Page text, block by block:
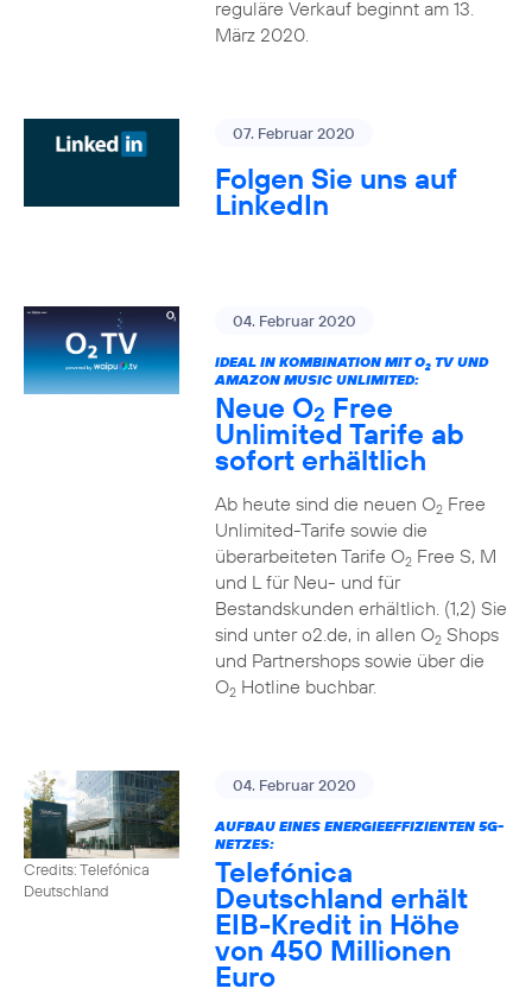
reguläre Verkauf beginnt am 13.
März 2020.
07. Februar 2020
Folgen Sie uns auf
LinkedIn
04. Februar 2020
IDEAL IN KOMBINATION MIT O2TV UND
AMAZON MUSIC UNLIMITED:
Neue O2 Free
Unlimited Tarife ab
sofort erhältlich
Ab heute sind die neuen O2Free
Unlimited-Tarife sowie die
überarbeiteten Tarife O2Free S, M
und L für Neu- und für
Bestandskunden erhältlich. (1,2) Sie
sind unter o2.de, in allen O2Shops
und Partnershops sowie über die
O2Hotline buchbar.
Credits: Telefónica
Deutschland
04. Februar 2020
AUFBAU EINES ENERGIEEFFIZIENTEN 5G-
NETZES:
Telefónica
Deutschland erhält
EIB-Kredit in Höhe
von 450 Millionen
Euro